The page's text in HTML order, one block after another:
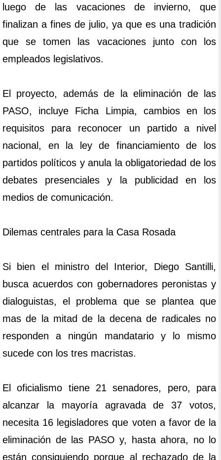
luego de las vacaciones de invierno, que
finalizan a fines de julio, ya que es una tradición
que se tomen las vacaciones junto con los
empleados legislativos.
El proyecto, además de la eliminación de las
PASO, incluye Ficha Limpia, cambios en los
requisitos para reconocer un partido a nivel
nacional, en la ley de financiamiento de los
partidos políticos y anula la obligatoriedad de los
debates presenciales y la publicidad en los
medios de comunicación.
Dilemas centrales para la Casa Rosada
Si bien el ministro del Interior, Diego Santilli,
busca acuerdos con gobernadores peronistas y
dialoguistas, el problema que se plantea que
mas de la mitad de la decena de radicales no
responden a ningún mandatario y lo mismo
sucede con los tres macristas.
El oficialismo tiene 21 senadores, pero, para
alcanzar la mayoría agravada de 37 votos,
necesita 16 legisladores que voten a favor de la
eliminación de las PASO y, hasta ahora, no lo
están consiguiendo porque al rechazado de la